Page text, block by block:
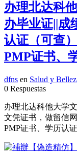
办理北达科
办毕业证||成
认证（可查
PMP证书、
dfns en Salud y
0 Respuestas
办理北达科他大学
文凭证书，做留信
PMP证书、学历认